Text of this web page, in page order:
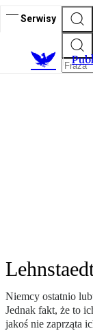
Serwisy
Niemcy ostatnio
Jednak fakt, że to
jakoś nie zaprząta